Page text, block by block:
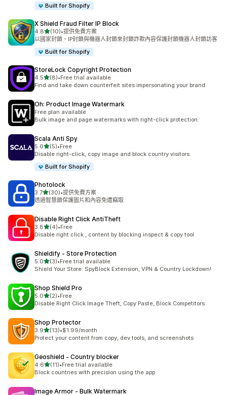
Built for Shopify
X Shield Fraud Filter IP Block
4.8滿分 5 顆星
(10)
共有 10 則評價
•提供免費方案
以國家封鎖、IP封鎖與機器人封鎖來封鎖詐欺內容保護封鎖機器人封鎖訪客
Built for Shopify
StoreLock Copyright Protection
4.5滿分 5 顆星
(8)
共有 8 則評價
•Free trial available
Find and take down counterfeit sites impersonating your brand.
Oh: Product Image Watermark
Free plan available
Bulk image and page watermarks with right-click protection.
Scala Anti Spy
5.0滿分 5 顆星
(5)
共有 5 則評價
•Free
Disable right-click, copy image and block country visitors.
Built for Shopify
Photolock
3.7滿分 5 顆星
(30)
共有 30 則評價
•提供免費方案
透過智慧鎖保護圖片和內容免遭竊取
Disable Right Click AntiTheft
3.8滿分 5 顆星
(4)
共有 4 則評價
•Free
Disable right click , content by blocking inspect & copy tool
Shieldify ‑ Store Protection
5.0滿分 5 顆星
(3)
共有 3 則評價
•Free trial available
Shield Your Store: SpyBlock Extension, VPN & Country Lockdown!
Shop Shield Pro
5.0滿分 5 顆星
(2)
共有 2 則評價
•Free
Disable Right Click Image Theft, Copy Paste, Block Competitors
Shop Protector
3.9滿分 5 顆星
(13)
共有 13 則評價
•$1.99/month
Protect your content from copy, dev tools, and screenshots
Geoshield ‑ Country blocker
4.6滿分 5 顆星
(11)
共有 11 則評價
•Free trial available
Block countries with precision using the app
Image Armor ‑ Bulk Watermark